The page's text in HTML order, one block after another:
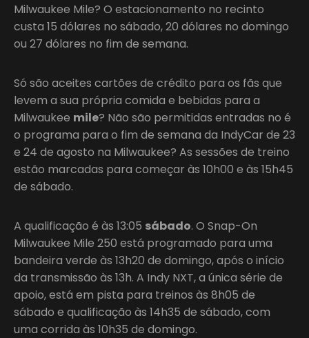
Milwaukee Mile? O estacionamento no recinto
custa 15 dólares no sábado, 20 dólares no domingo
ou 27 dólares no fim de semana.
Só são aceites cartões de crédito para os fãs que
levem a sua própria comida e bebidas para a
Milwaukee mile? Não são permitidas entradas no é
o programa para o fim de semana da IndyCar de 23
e 24 de agosto na Milwaukee? As sessões de treino
estão marcadas para começar às 10h00 e às 15h45
de sábado.
A qualificação é às 13:05 sábado. O Snap-On
Milwaukee Mile 250 está programado para uma
bandeira verde às 13h20 de domingo, após o início
da transmissão às 13h. A Indy NXT, a única série de
apoio, está em pista para treinos às 8h05 de
sábado e qualificação às 14h35 de sábado, com
uma corrida às 10h35 de domingo.